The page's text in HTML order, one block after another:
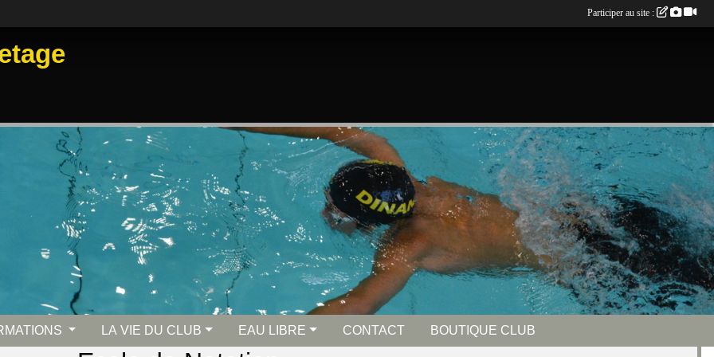
LA VIE DU CLUB EAU LIBRE CONTACT BOUTIQUE CLUB
Participer au site :